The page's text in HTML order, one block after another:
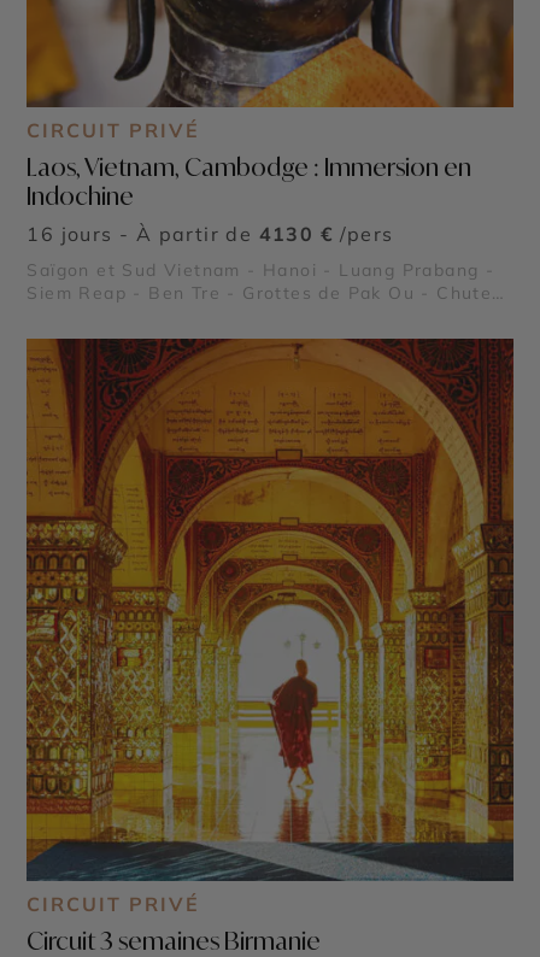
CIRCUIT PRIVÉ
Laos, Vietnam, Cambodge : Immersion en
Indochine
16 jours - À partir de 4130 € /pers
Saïgon et Sud Vietnam - Hanoi - Luang Prabang -
Siem Reap - Ben Tre - Grottes de Pak Ou - Chutes
Temples d'Angkor - Citadelle Impériale de Hué -
Temple de la Littérature - Le Pont Japonais - Tonlé
Sap - Banteay Srei - Ta Prohm
CIRCUIT PRIVÉ
Circuit 3 semaines Birmanie